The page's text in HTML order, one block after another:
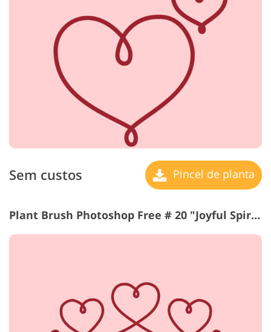
Sem custos Pincel de planta
Plant Brush Photoshop Free # 20 "Joyful Spirit"